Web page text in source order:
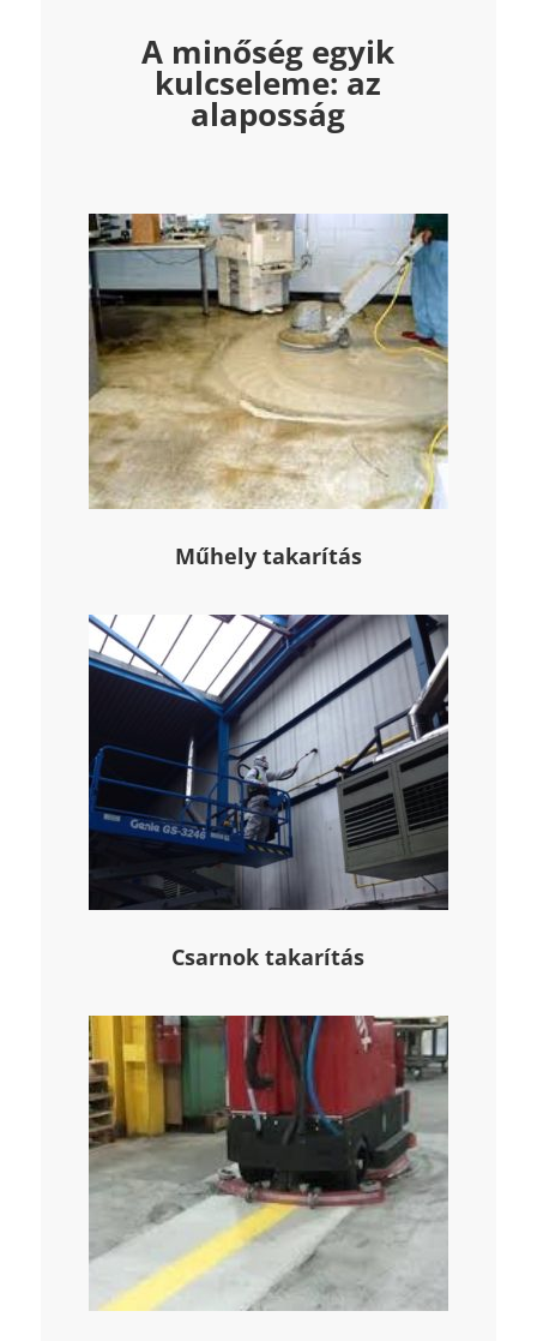
A minőség egyik
kulcseleme: az
alaposság
Műhely takarítás
Csarnok takarítás